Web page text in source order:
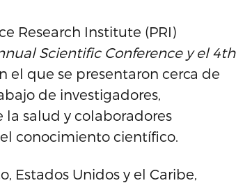
Research Institute (PRI)
Scientific Conference y el 4th
el que se presentaron cerca de
de investigadores,
la salud y colaboradores
conocimiento científico.
Estados Unidos y el Caribe,